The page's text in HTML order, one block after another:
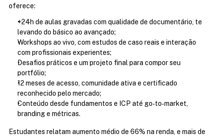
oferece:
+24h de aulas gravadas com qualidade de documentário, te
levando do básico ao avançado;
Workshops ao vivo, com estudos de caso reais e interação
com profissionais experientes;
Desafios práticos e um projeto final para compor seu
portfólio;
12 meses de acesso, comunidade ativa e certificado
reconhecido pelo mercado;
Conteúdo desde fundamentos e ICP até go‑to‑market,
branding e métricas.
Estudantes relatam aumento médio de 66% na renda, e mais de